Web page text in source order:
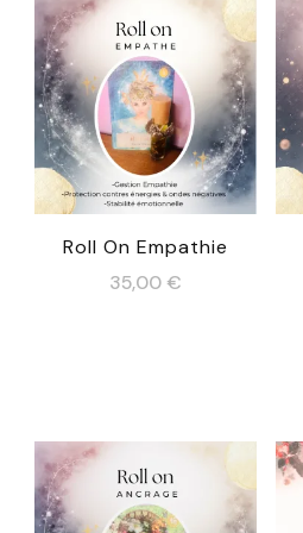
Roll On Empathie
35,00 €